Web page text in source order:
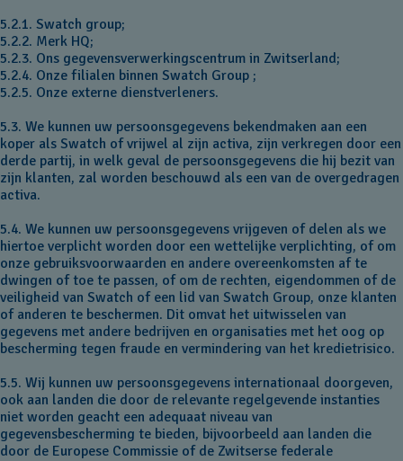
5.2.1. Swatch group;
5.2.2. Merk HQ;
5.2.3. Ons gegevensverwerkingscentrum in Zwitserland;
5.2.4. Onze filialen binnen Swatch Group ;
5.2.5. Onze externe dienstverleners.
5.3. We kunnen uw persoonsgegevens bekendmaken aan een
koper als Swatch of vrijwel al zijn activa, zijn verkregen door een
derde partij, in welk geval de persoonsgegevens die hij bezit van
zijn klanten, zal worden beschouwd als een van de overgedragen
activa.
5.4. We kunnen uw persoonsgegevens vrijgeven of delen als we
hiertoe verplicht worden door een wettelijke verplichting, of om
onze gebruiksvoorwaarden en andere overeenkomsten af te
dwingen of toe te passen, of om de rechten, eigendommen of de
veiligheid van Swatch of een lid van Swatch Group, onze klanten
of anderen te beschermen. Dit omvat het uitwisselen van
gegevens met andere bedrijven en organisaties met het oog op
bescherming tegen fraude en vermindering van het kredietrisico.
5.5. Wij kunnen uw persoonsgegevens internationaal doorgeven,
ook aan landen die door de relevante regelgevende instanties
niet worden geacht een adequaat niveau van
gegevensbescherming te bieden, bijvoorbeeld aan landen die
door de Europese Commissie of de Zwitserse federale